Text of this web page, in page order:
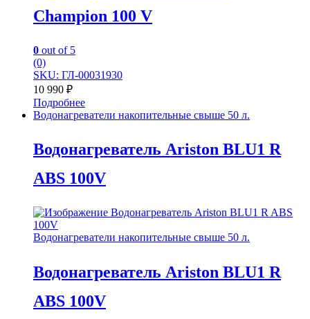
Champion 100 V
0 out of 5
(0)
SKU: ГЛ-00031930
10 990 ₽
Подробнее
Водонагреватели накопительные свыше 50 л.
Водонагреватель Ariston BLU1 R
ABS 100V
Водонагреватели накопительные свыше 50 л.
Водонагреватель Ariston BLU1 R
ABS 100V